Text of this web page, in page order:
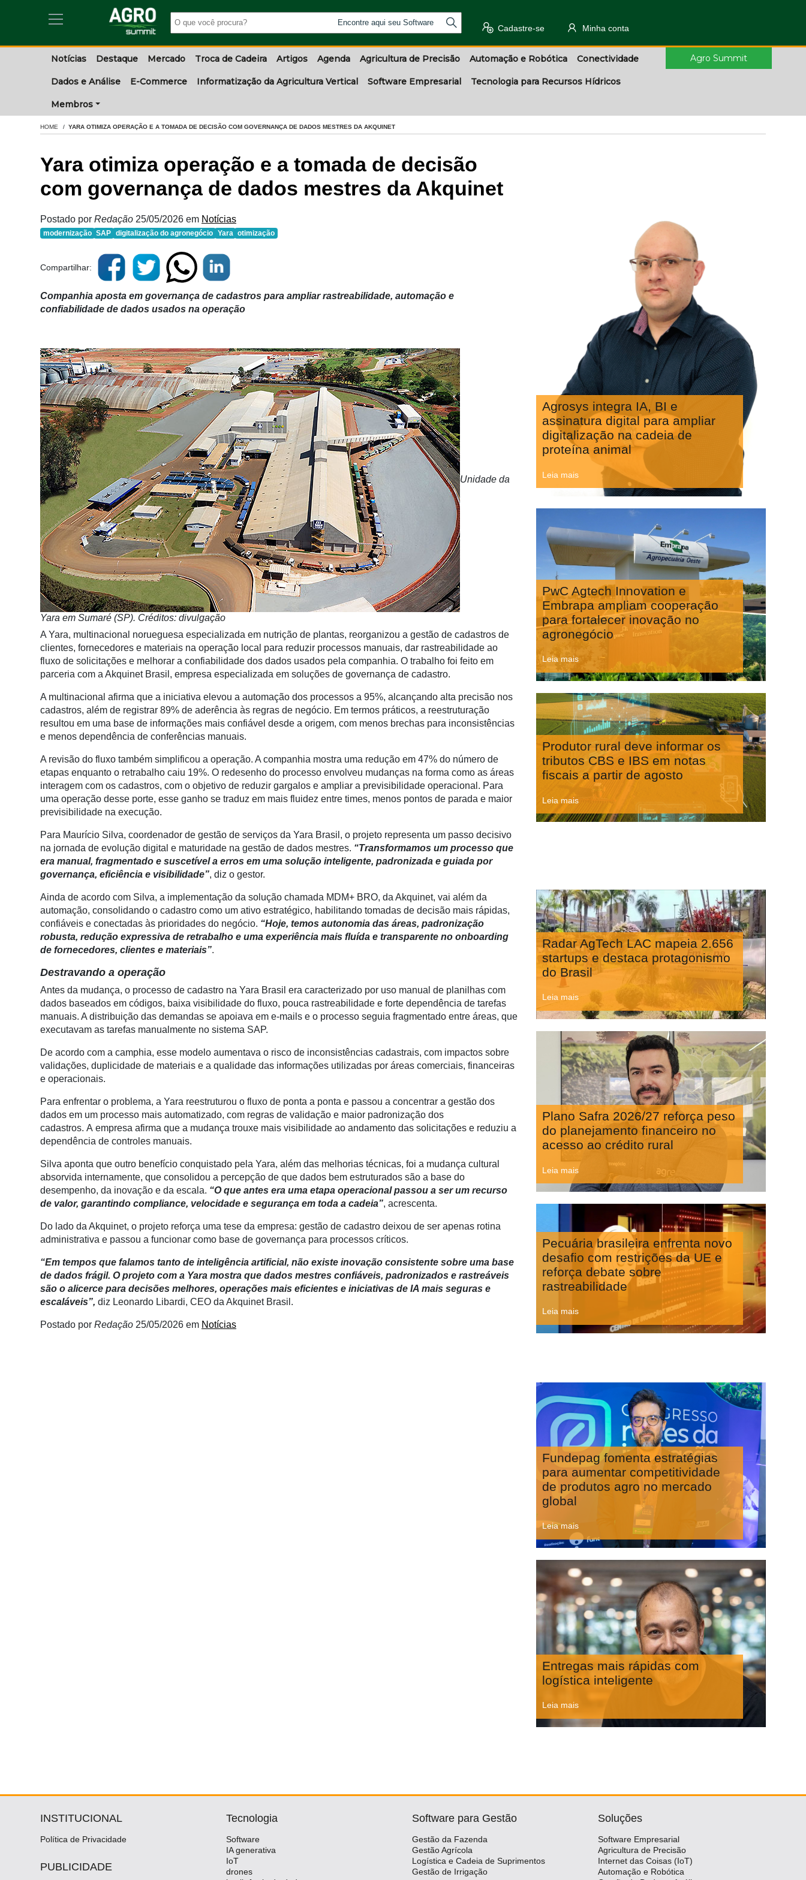
Cadastre-
Destaque
Mercado
Agricultura
Precisão
Automação
Robótica
Conectividade
Commerce
Informatização
Agricultura
Empresarial
Tecnologia
Membros
Liberali
Netrin
Néctar
Tecprime
Consulting
Manager
Encontre aqui seu Software
Cadastre-se Minha conta
Notícias Destaque Mercado Troca de Cadeira Artigos Agenda Agricultura de Precisão Automação e Robótica Conectividade
Dados e Análise E-Commerce Informatização da Agricultura Vertical Software Empresarial Tecnologia para Recursos Hídricos
Membros
Agro Summit
HOME YARA OTIMIZA OPERAÇÃO E A TOMADA DE DECISÃO COM GOVERNANÇA DE DADOS MESTRES DA AKQUINET
Yara otimiza operação e a tomada de decisão
com governança de dados mestres da Akquinet
Postado por Redação 25/05/2026 em Notícias
modernização SAP digitalização do agronegócio Yara otimização
Compartilhar:
Companhia aposta em governança de cadastros para ampliar rastreabilidade, automação e
confiabilidade de dados usados na operação
Unidade da
Yara em Sumaré (SP). Créditos: divulgação
A Yara, multinacional norueguesa especializada em nutrição de plantas, reorganizou a gestão de cadastros de
clientes, fornecedores e materiais na operação local para reduzir processos manuais, dar rastreabilidade ao
fluxo de solicitações e melhorar a confiabilidade dos dados usados pela companhia. O trabalho foi feito em
parceria com a Akquinet Brasil, empresa especializada em soluções de governança de cadastro.
A multinacional afirma que a iniciativa elevou a automação dos processos a 95%, alcançando alta precisão nos
cadastros, além de registrar 89% de aderência às regras de negócio. Em termos práticos, a reestruturação
resultou em uma base de informações mais confiável desde a origem, com menos brechas para inconsistências
e menos dependência de conferências manuais.
A revisão do fluxo também simplificou a operação. A companhia mostra uma redução em 47% do número de
etapas enquanto o retrabalho caiu 19%. O redesenho do processo envolveu mudanças na forma como as áreas
interagem com os cadastros, com o objetivo de reduzir gargalos e ampliar a previsibilidade operacional. Para
uma operação desse porte, esse ganho se traduz em mais fluidez entre times, menos pontos de parada e maior
previsibilidade na execução.
Para Maurício Silva, coordenador de gestão de serviços da Yara Brasil, o projeto representa um passo decisivo
na jornada de evolução digital e maturidade na gestão de dados mestres. “Transformamos um processo que
era manual, fragmentado e suscetível a erros em uma solução inteligente, padronizada e guiada por
governança, eficiência e visibilidade”, diz o gestor.
Ainda de acordo com Silva, a implementação da solução chamada MDM+ BRO, da Akquinet, vai além da
automação, consolidando o cadastro como um ativo estratégico, habilitando tomadas de decisão mais rápidas,
confiáveis e conectadas às prioridades do negócio. “Hoje, temos autonomia das áreas, padronização
robusta, redução expressiva de retrabalho e uma experiência mais fluída e transparente no onboarding
de fornecedores, clientes e materiais”.
Destravando a operação
Antes da mudança, o processo de cadastro na Yara Brasil era caracterizado por uso manual de planilhas com
dados baseados em códigos, baixa visibilidade do fluxo, pouca rastreabilidade e forte dependência de tarefas
manuais. A distribuição das demandas se apoiava em e-mails e o processo seguia fragmentado entre áreas, que
executavam as tarefas manualmente no sistema SAP.
De acordo com a camphia, esse modelo aumentava o risco de inconsistências cadastrais, com impactos sobre
validações, duplicidade de materiais e a qualidade das informações utilizadas por áreas comerciais, financeiras
e operacionais.
Para enfrentar o problema, a Yara reestruturou o fluxo de ponta a ponta e passou a concentrar a gestão dos
dados em um processo mais automatizado, com regras de validação e maior padronização dos
cadastros. A empresa afirma que a mudança trouxe mais visibilidade ao andamento das solicitações e reduziu a
dependência de controles manuais.
Silva aponta que outro benefício conquistado pela Yara, além das melhorias técnicas, foi a mudança cultural
absorvida internamente, que consolidou a percepção de que dados bem estruturados são a base do
desempenho, da inovação e da escala. “O que antes era uma etapa operacional passou a ser um recurso
de valor, garantindo compliance, velocidade e segurança em toda a cadeia”, acrescenta.
Do lado da Akquinet, o projeto reforça uma tese da empresa: gestão de cadastro deixou de ser apenas rotina
administrativa e passou a funcionar como base de governança para processos críticos.
“Em tempos que falamos tanto de inteligência artificial, não existe inovação consistente sobre uma base
de dados frágil. O projeto com a Yara mostra que dados mestres confiáveis, padronizados e rastreáveis
são o alicerce para decisões melhores, operações mais eficientes e iniciativas de IA mais seguras e
escaláveis”, diz Leonardo Libardi, CEO da Akquinet Brasil.
Postado por Redação 25/05/2026 em Notícias
Agrosys integra IA, BI e
assinatura digital para ampliar
digitalização na cadeia de
proteína animal
Leia mais
PwC Agtech Innovation e
Embrapa ampliam cooperação
para fortalecer inovação no
agronegócio
Leia mais
Produtor rural deve informar os
tributos CBS e IBS em notas
fiscais a partir de agosto
Leia mais
Radar AgTech LAC mapeia 2.656
startups e destaca protagonismo
do Brasil
Leia mais
Plano Safra 2026/27 reforça peso
do planejamento financeiro no
acesso ao crédito rural
Leia mais
Pecuária brasileira enfrenta novo
desafio com restrições da UE e
reforça debate sobre
rastreabilidade
Leia mais
Fundepag fomenta estratégias
para aumentar competitividade
de produtos agro no mercado
global
Leia mais
Entregas mais rápidas com
logística inteligente
Leia mais
INSTITUCIONAL
Política de Privacidade
PUBLICIDADE
Tecnologia
Software
IA generativa
IoT
drones
Software para Gestão
Gestão da Fazenda
Gestão Agrícola
Logística e Cadeia de Suprimentos
Gestão de Irrigação
Soluções
Software Empresarial
Agricultura de Precisão
Internet das Coisas (IoT)
Automação e Robótica